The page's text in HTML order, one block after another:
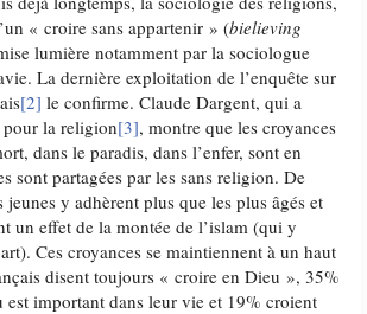
« croire sans appartenir » (bielieving
lumière notamment par la sociologue
La dernière exploitation de l’enquête sur
[2] le confirme. Claude Dargent, qui a
pour la religion[3], montre que les croyances
dans le paradis, dans l’enfer, sont en
sont partagées par les sans religion. De
jeunes y adhèrent plus que les plus âgés et
un effet de la montée de l’islam (qui y
Ces croyances se maintiennent à un haut
disent toujours « croire en Dieu », 35%
est important dans leur vie et 19% croient